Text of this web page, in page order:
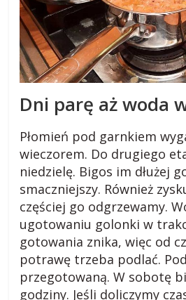
Dni parę aż woda
Płomień pod garnkiem
wieczorem. Do drugiego
niedzielę. Bigos im dłużej
smaczniejszy. Również
częściej go odgrzewamy.
ugotowaniu golonki w
gotowania znika, więc od
potrawę trzeba podlać.
przegotowaną. W sobotę
godziny. Jeśli doliczymy